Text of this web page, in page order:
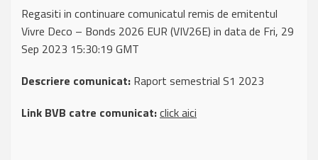
Regasiti in continuare comunicatul remis de emitentul
Vivre Deco – Bonds 2026 EUR (VIV26E) in data de Fri, 29
Sep 2023 15:30:19 GMT
Descriere comunicat: Raport semestrial S1 2023
Link BVB catre comunicat:click aici